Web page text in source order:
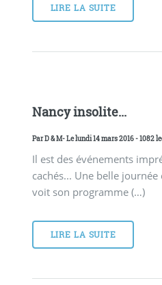
LIRE LA SUITE
Nancy insolite...
ParD & M- Le lundi 14 mars 2016 - 1082
Il est des événements
cachés... Une belle
voit son programme (…)
LIRE LA SUITE